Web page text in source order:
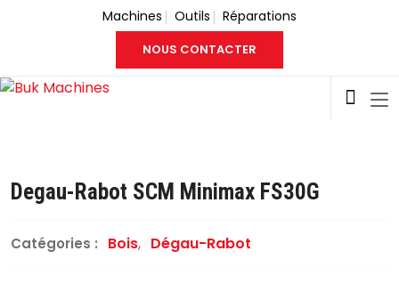
Machines Outils Réparations
NOUS CONTACTER
Degau-Rabot SCM Minimax FS30G
Catégories : Bois, Dégau-Rabot